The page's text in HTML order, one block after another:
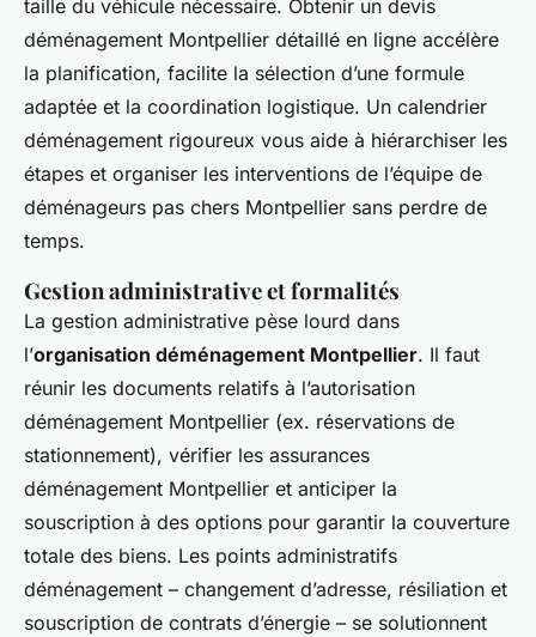
taille du véhicule nécessaire. Obtenir un devis
déménagement Montpellier détaillé en ligne accélère
la planification, facilite la sélection d’une formule
adaptée et la coordination logistique. Un calendrier
déménagement rigoureux vous aide à hiérarchiser les
étapes et organiser les interventions de l’équipe de
déménageurs pas chers Montpellier sans perdre de
temps.
Gestion administrative et formalités
La gestion administrative pèse lourd dans
l’organisation déménagement Montpellier. Il faut
réunir les documents relatifs à l’autorisation
déménagement Montpellier (ex. réservations de
stationnement), vérifier les assurances
déménagement Montpellier et anticiper la
souscription à des options pour garantir la couverture
totale des biens. Les points administratifs
déménagement – changement d’adresse, résiliation et
souscription de contrats d’énergie – se solutionnent